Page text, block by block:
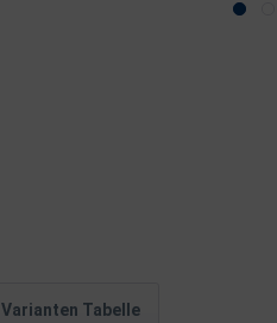
Varianten Tabelle